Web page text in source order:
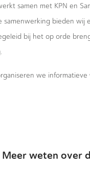
samen met KPN en
samenwerking bieden wij
bij het op orde
we
Meer weten over